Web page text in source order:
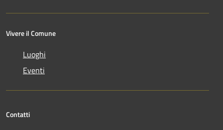
Vivere il Comune
Luoghi
Eventi
Contatti